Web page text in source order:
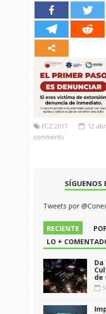
FCZ 2017 12
comments
SÍGUENOS
Tweets por
RECIENTE
LO +
de